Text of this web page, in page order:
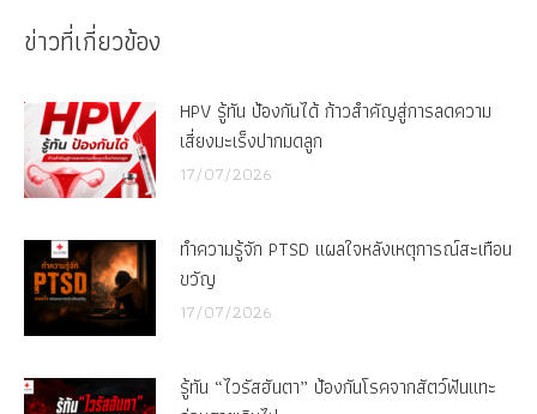
ข่าวที่เกี่ยวข้อง
HPV รู้ทัน ป้องกันได้ ก้าวสำคัญสู่การลดความ
เสี่ยงมะเร็งปากมดลูก
17/07/2026
ทำความรู้จัก PTSD แผลใจหลังเหตุการณ์สะเทือน
ขวัญ
17/07/2026
รู้ทัน “ไวรัสฮันตา” ป้องกันโรคจากสัตว์ฟันแทะ